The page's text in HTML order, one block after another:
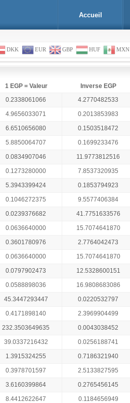
Accueil
DKK EUR GBP HUF MXN
1 EGP = Valeur
Inverse EGP
0.2338061066
4.2770482533
4.9656033071
0.2013853983
6.6510656080
0.1503518472
5.8850064707
0.1699233476
0.0834907046
11.9773812516
0.1273280000
7.8537320935
5.3943399424
0.1853794923
0.1046272375
9.5577406384
0.0239376682
41.7751633576
0.0636640000
15.7074641870
0.3601780976
2.7764042473
0.0636640000
15.7074641870
0.0797902473
12.5328600151
0.0588898036
16.9808683086
45.3447293447
0.0220532797
0.4171898140
2.3969904499
232.3503649635
0.0043038452
39.0337216432
0.0256188741
1.3915324255
0.7186321940
0.3978701597
2.5133827595
3.6160399864
0.2765456145
8.4412622647
0.1184656949